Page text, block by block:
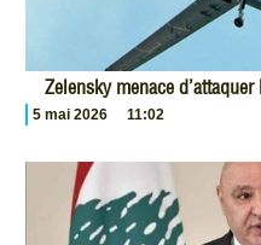
Zelensky menace
5 mai 2026 11:02